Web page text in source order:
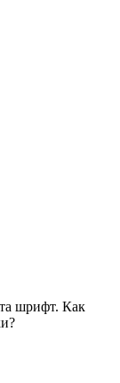
шрифт. Как